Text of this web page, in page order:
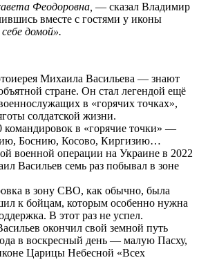
Феодоровна, — сказал Владимир
вместе с гостями у иконы
себе домой».
Михаила Васильева — знают
стране. Он стал легендой ещё
в «горячих точках»,
солдатской жизни.
командировок в «горячие точки» —
Боснию, Косово, Киргизию…
военной операции на Украине в 2022
Васильев семь раз побывал в зоне
в зону СВО, как обычно, была
к бойцам, которым особенно нужна
В этот раз не успел.
окончил свой земной путь
в воскресный день — малую Пасху,
Царицы Небесной «Всех